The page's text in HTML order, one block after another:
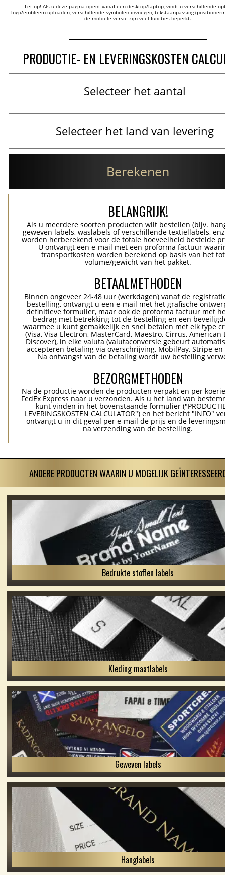
Let op! Als u deze pagina opent vanaf een desktop/laptop, vindt u verschillende
logo/embleem uploaden, verschillende symbolen invoegen, tekstaanpassing
de mobiele versie zijn veel functies beperkt.
PRODUCTIE- EN LEVERINGSKOSTEN
Berekenen
BELANGRIJK!
Als u meerdere soorten producten wilt bestellen (bijv.
geweven labels, waslabels of verschillende textiellabels,
worden herberekend voor de totale hoeveelheid bestelde
U ontvangt een e-mail met een proforma factuur
transportkosten worden berekend op basis van het
volume/gewicht van het pakket.
BETAALMETHODEN
Binnen ongeveer 24-48 uur (werkdagen) vanaf de
bestelling, ontvangt u een e-mail met het grafische
definitieve formulier, maar ook de proforma factuur met
bedrag met betrekking tot de bestelling en een
waarmee u kunt gemakkelijk en snel betalen met elk type
(Visa, Visa Electron, MasterCard, Maestro, Cirrus, American
Discover), in elke valuta (valutaconversie gebeurt
accepteren betaling via overschrijving, MobilPay, Stripe en
Na ontvangst van de betaling wordt uw bestelling
BEZORGMETHODEN
Na de productie worden de producten verpakt en per
FedEx Express naar u verzonden. Als u het land van
kunt vinden in het bovenstaande formulier
LEVERINGSKOSTEN CALCULATOR") en het bericht "INFO"
ontvangt u in dit geval per e-mail de prijs en de
na verzending van de bestelling.
ANDERE PRODUCTEN WAARIN U MOGELIJK
Bedrukte stoffen labels
Kleding maatlabels
Geweven labels
Hanglabels